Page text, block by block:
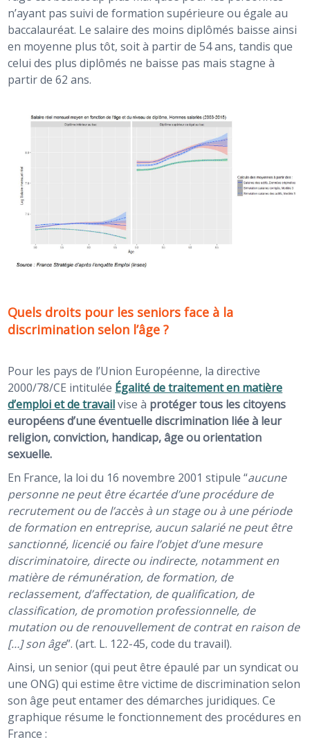
n’ayant pas suivi de formation supérieure ou égale au
baccalauréat. Le salaire des moins diplômés baisse ainsi
en moyenne plus tôt, soit à partir de 54 ans, tandis que
celui des plus diplômés ne baisse pas mais stagne à
partir de 62 ans.
Quels droits pour les seniors face à la
discrimination selon l’âge ?
Pour les pays de l’Union Européenne, la directive
2000/78/CE intitulée Égalité de traitement en matière
d’emploi et de travailvise à protéger tous les citoyens
européens d’une éventuelle discrimination liée à leur
religion, conviction, handicap, âge ou orientation
sexuelle.
En France, la loi du 16 novembre 2001 stipule “aucune
personne ne peut être écartée d’une procédure de
recrutement ou de l’accès à un stage ou à une période
de formation en entreprise, aucun salarié ne peut être
sanctionné, licencié ou faire l’objet d’une mesure
discriminatoire, directe ou indirecte, notamment en
matière de rémunération, de formation, de
reclassement, d’affectation, de qualification, de
classification, de promotion professionnelle, de
mutation ou de renouvellement de contrat en raison de
[…] son âge”. (art. L. 122-45, code du travail).
Ainsi, un senior (qui peut être épaulé par un syndicat ou
une ONG) qui estime être victime de discrimination selon
son âge peut entamer des démarches juridiques. Ce
graphique résume le fonctionnement des procédures en
France :